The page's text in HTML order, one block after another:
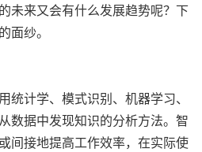
未来又会有什么发展趋势呢？下
的面纱。
统计学、模式识别、机器学习、
数据中发现知识的分析方法。智
间接地提高工作效率，在实际使